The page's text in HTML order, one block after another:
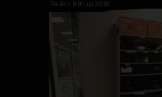
Пн-Вс с 9.00 до 20.00